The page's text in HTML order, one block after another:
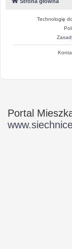
Technologię
Portal